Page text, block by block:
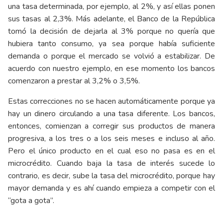
una tasa determinada, por ejemplo, al 2%, y así ellas ponen
sus tasas al 2,3%. Más adelante, el Banco de la República
tomó la decisión de dejarla al 3% porque no quería que
hubiera tanto consumo, ya sea porque había suficiente
demanda o porque el mercado se volvió a estabilizar. De
acuerdo con nuestro ejemplo, en ese momento los bancos
comenzaron a prestar al 3,2% o 3,5%.
Estas correcciones no se hacen automáticamente porque ya
hay un dinero circulando a una tasa diferente. Los bancos,
entonces, comienzan a corregir sus productos de manera
progresiva, a los tres o a los seis meses e incluso al año.
Pero el único producto en el cual eso no pasa es en el
microcrédito. Cuando baja la tasa de interés sucede lo
contrario, es decir, sube la tasa del microcrédito, porque hay
mayor demanda y es ahí cuando empieza a competir con el
“gota a gota”.